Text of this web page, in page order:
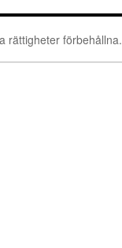
rättigheter förbehållna.